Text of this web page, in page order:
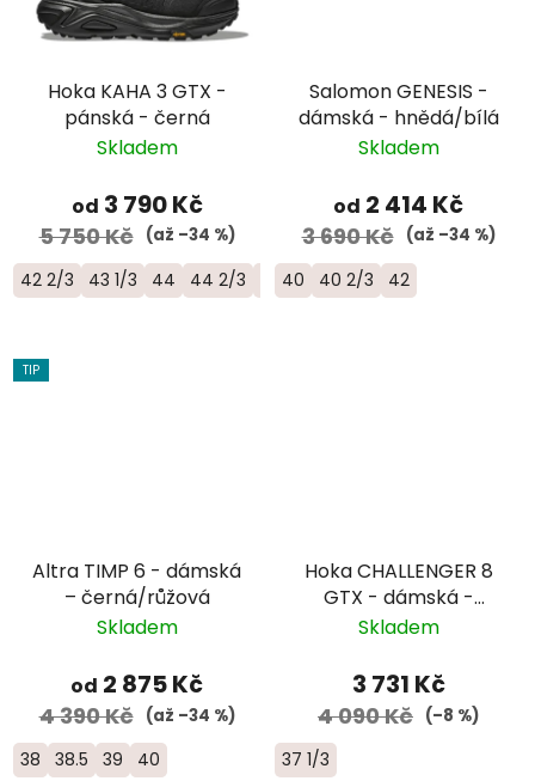
Hoka KAHA 3 GTX -
pánská - černá
Skladem
od 3 790 Kč
5 750 Kč (až –34 %)
42 2/3 43 1/3 44 44 2/3 45 1/3 46
Salomon GENESIS -
dámská - hnědá/bílá
Skladem
od 2 414 Kč
3 690 Kč (až –34 %)
40 40 2/3 42
TIP
Altra TIMP 6 - dámská
– černá/růžová
Skladem
od 2 875 Kč
4 390 Kč (až –34 %)
38 38.5 39 40
Hoka CHALLENGER 8
GTX - dámská -
černá
Skladem
3 731 Kč
4 090 Kč (–8 %)
37 1/3